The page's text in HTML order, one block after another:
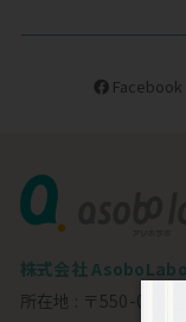
Facebook
株式会社 AsoboLabo
所在地 : 〒550-0002